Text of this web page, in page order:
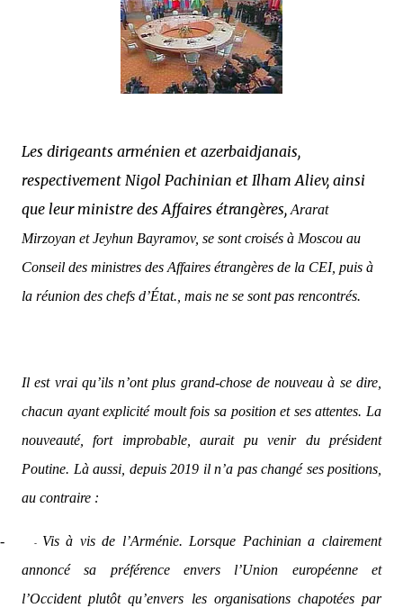
Les dirigeants arménien et azerbaidjanais,
respectivement Nigol Pachinian et Ilham Aliev, ainsi
que leur ministre des Affaires étrangères,Ararat
Mirzoyan et Jeyhun Bayramov, se sont croisés à Moscou au
Conseil des ministres des Affaires étrangères de la CEI, puis à
la réunion des chefs d’État., mais ne se sont pas rencontrés.
Il est vrai qu’ils n’ont plus grand-chose de nouveau à se dire,
chacun ayant explicité moult fois sa position et ses attentes. La
nouveauté, fort improbable, aurait pu venir du président
Poutine. Là aussi, depuis 2019 il n’a pas changé ses positions,
au contraire :
- -
Vis à vis de l’Arménie. Lorsque Pachinian a clairement
annoncé sa préférence envers l’Union européenne et
l’Occident plutôt qu’envers les organisations chapotées par